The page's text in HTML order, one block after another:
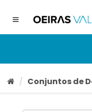
conteúdo
Toggle
Conjuntos de